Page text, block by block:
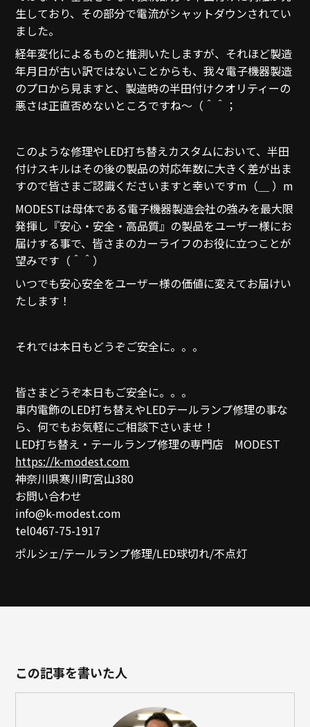
生しており、その部分で電流がシャットダウンされてい
ました。
経年変化によるものと推測いたしますが、それほど製造
年月日が古い訳ではないことからも、我々電子機器製造
のプロから見ますと、製造時の半田付けクオリティーの
悪さは正直否めないところですね～（＾＾；
このような修理やLED打ち替えカスタムにおいて、半田
付けスキルはその後の製品の対応年数に大きく差が出ま
すので皆さまご認識くださいますと幸いですm（＿ ）m
MODESTは母体である電子機器製造会社の強みを最大限
発揮し『安心・安全・高品質』の製品をユーザー様にお
届けする事で、皆さまのカーライフのお役に立つことが
望みです（＾＾）
いつでも安心安全をユーザー様の価値に変えてお届けい
たします！
それでは本日もどうぞご安全に。。。
皆さまどうぞ本日もご安全に。。。
車内電飾のLED打ち替えやLEDテールランプ修理の事な
ら、何でもお気軽にご相談下さいませ！
LED打ち替え・テールランプ修理の専門店 MODEST
https://k-modest.com
神奈川県寒川町宮山380
お問い合わせ
info@k-modest.com
tel0467-75-1917
ポルシェ/テールランプ修理/LED球切れ/不点灯
この記事を書いた人